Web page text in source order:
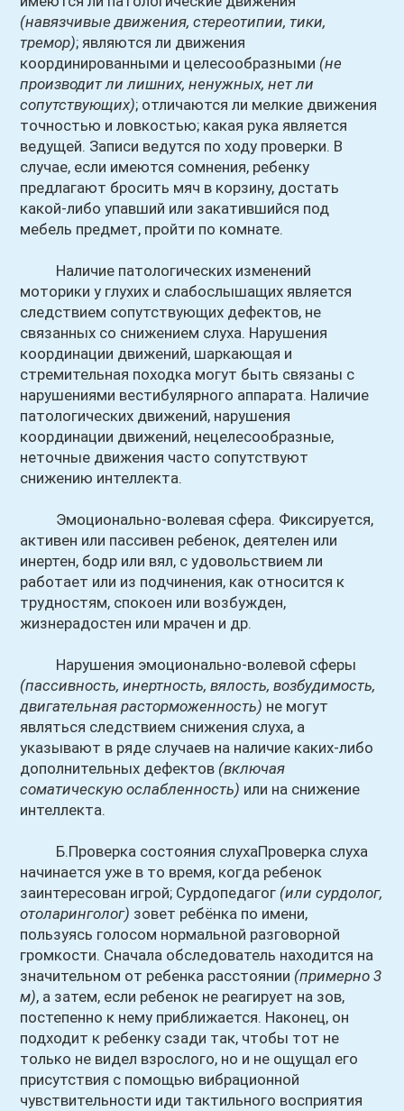
(навязчивые движения, стереотипии, тики,
тремор); являются ли движения
координированными и целесообразными (не
производит ли лишних, ненужных, нет ли
сопутствующих); отличаются ли мелкие движения
точностью и ловкостью; какая рука является
ведущей. Записи ведутся по ходу проверки. В
случае, если имеются сомнения, ребенку
предлагают бросить мяч в корзину, достать
какой-либо упавший или закатившийся под
мебель предмет, пройти по комнате.
Наличие патологических изменений
моторики у глухих и слабослышащих является
следствием сопутствующих дефектов, не
связанных со снижением слуха. Нарушения
координации движений, шаркающая и
стремительная походка могут быть связаны с
нарушениями вестибулярного аппарата. Наличие
патологических движений, нарушения
координации движений, нецелесообразные,
неточные движения часто сопутствуют
снижению интеллекта.
Эмоционально-волевая сфера. Фиксируется,
активен или пассивен ребенок, деятелен или
инертен, бодр или вял, с удовольствием ли
работает или из подчинения, как относится к
трудностям, спокоен или возбужден,
жизнерадостен или мрачен и др.
Нарушения эмоционально-волевой сферы
(пассивность, инертность, вялость, возбудимость,
двигательная расторможенность) не могут
являться следствием снижения слуха, а
указывают в ряде случаев на наличие каких-либо
дополнительных дефектов (включая
соматическую ослабленность) или на снижение
интеллекта.
Б.Проверка состояния слухаПроверка слуха
начинается уже в то время, когда ребенок
заинтересован игрой; Сурдопедагог (или сурдолог,
отоларинголог) зовет ребёнка по имени,
пользуясь голосом нормальной разговорной
громкости. Сначала обследователь находится на
значительном от ребенка расстоянии (примерно 3
м), а затем, если ребенок не реагирует на зов,
постепенно к нему приближается. Наконец, он
подходит к ребенку сзади так, чтобы тот не
только не видел взрослого, но и не ощущал его
присутствия с помощью вибрационной
чувствительности иди тактильного восприятия